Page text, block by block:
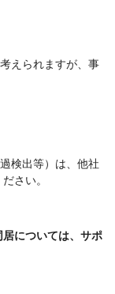
えられますが、事
検出等）は、他社
さい。
については、サポ